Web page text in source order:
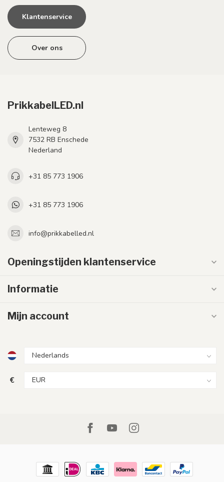
Klantenservice
Over ons
PrikkabelLED.nl
Lenteweg 8
7532 RB Enschede
Nederland
+31 85 773 1906
+31 85 773 1906
info@prikkabelled.nl
Openingstijden klantenservice
Informatie
Mijn account
€